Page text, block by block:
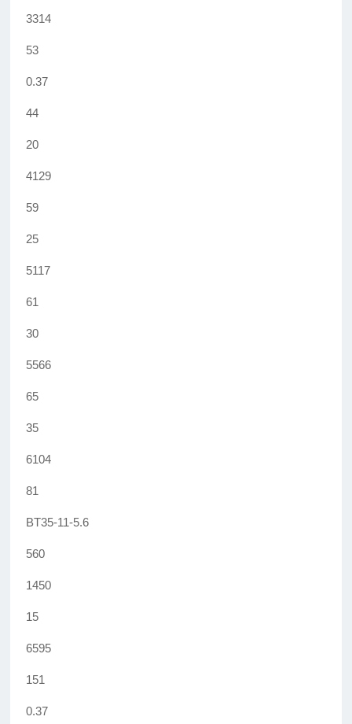
3314
53
0.37
44
20
4129
59
25
5117
61
30
5566
65
35
6104
81
BT35-11-5.6
560
1450
15
6595
151
0.37